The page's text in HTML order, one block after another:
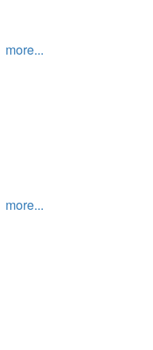
more...
more...